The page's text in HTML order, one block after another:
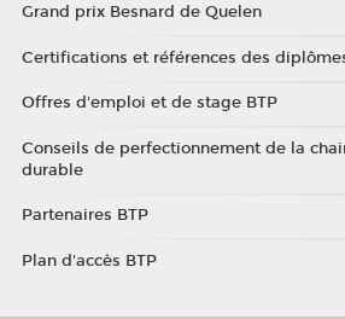
Grand prix Besnard de Quelen
Certifications et références des
Offres d'emploi et de stage BTP
Conseils de perfectionnement de la
durable
Partenaires BTP
Plan d'accès BTP